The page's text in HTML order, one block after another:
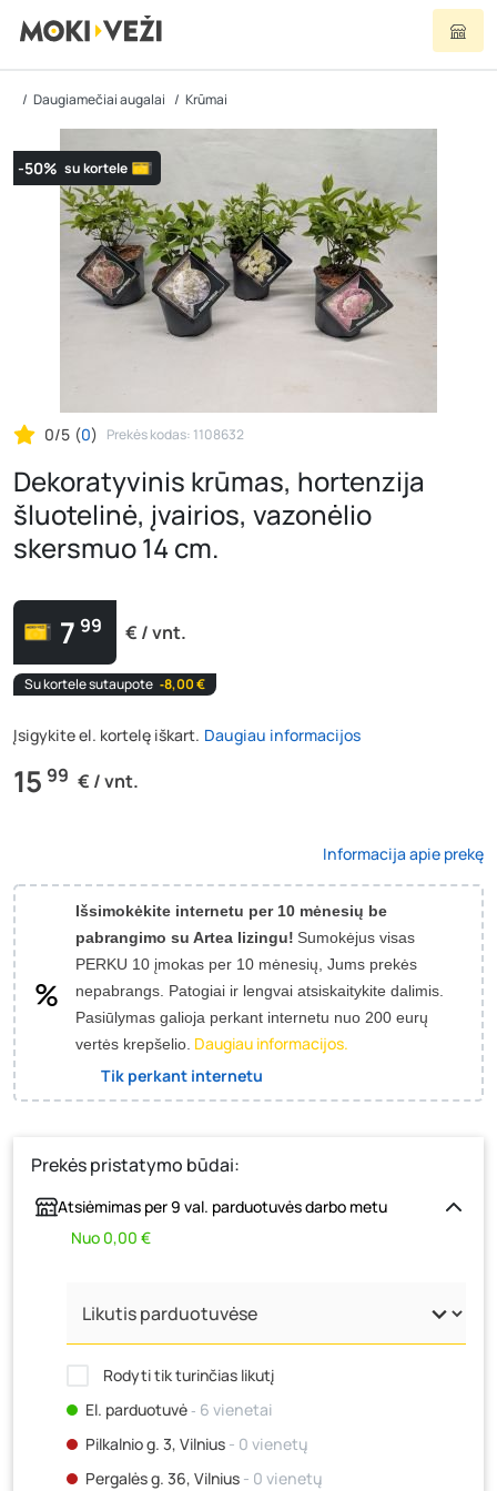
Daugiamečiai augalai Krūmai
-50% su kortele
0/5 (0) Prekės kodas: 1108632
Dekoratyvinis krūmas, hortenzija
šluotelinė, įvairios, vazonėlio
skersmuo 14 cm.
7 99 € / vnt.
Su kortele sutaupote ‐8,00 €
Įsigykite el. kortelę iškart. Daugiau informacijos
15 99 € / vnt.
Informacija apie prekę
Išsimokėkite internetu per 10 mėnesių be
pabrangimo su Artea lizingu! Sumokėjus visas
PERKU 10 įmokas per 10 mėnesių, Jums prekės
nepabrangs. Patogiai ir lengvai atsiskaitykite dalimis.
Pasiūlymas galioja perkant internetu nuo 200 eurų
vertės krepšelio. Daugiau informacijos.
Tik perkant internetu
Prekės pristatymo būdai:
Atsiėmimas per 9 val. parduotuvės darbo metu
Nuo 0,00 €
Rodyti tik turinčias likutį
El. parduotuvė‐ 6 vienetai
Pilkalnio g. 3, Vilnius - 0 vienetų
Pergalės g. 36, Vilnius - 0 vienetų